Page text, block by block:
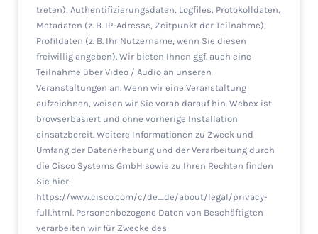
treten), Authentifizierungsdaten, Logfiles, Protokolldaten,
Metadaten (z. B. IP-Adresse, Zeitpunkt der Teilnahme),
Profildaten (z. B. Ihr Nutzername, wenn Sie diesen
freiwillig angeben). Wir bieten Ihnen ggf. auch eine
Teilnahme über Video / Audio an unseren
Veranstaltungen an. Wenn wir eine Veranstaltung
aufzeichnen, weisen wir Sie vorab darauf hin. Webex ist
browserbasiert und ohne vorherige Installation
einsatzbereit. Weitere Informationen zu Zweck und
Umfang der Datenerhebung und der Verarbeitung durch
die Cisco Systems GmbH sowie zu Ihren Rechten finden
Sie hier:
https://www.cisco.com/c/de_de/about/legal/privacy-
full.html. Personenbezogene Daten von Beschäftigten
verarbeiten wir für Zwecke des